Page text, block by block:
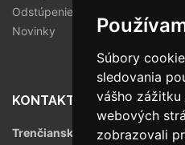
Súbory
sledovania
vášho zážitku
webových
zobrazovali
Odstúpenie od zmluvy
Novinky
KONTAKT
Trenčianska 56/F, 821 09